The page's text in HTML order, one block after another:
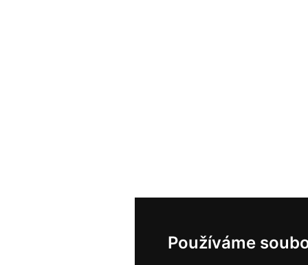
Používáme